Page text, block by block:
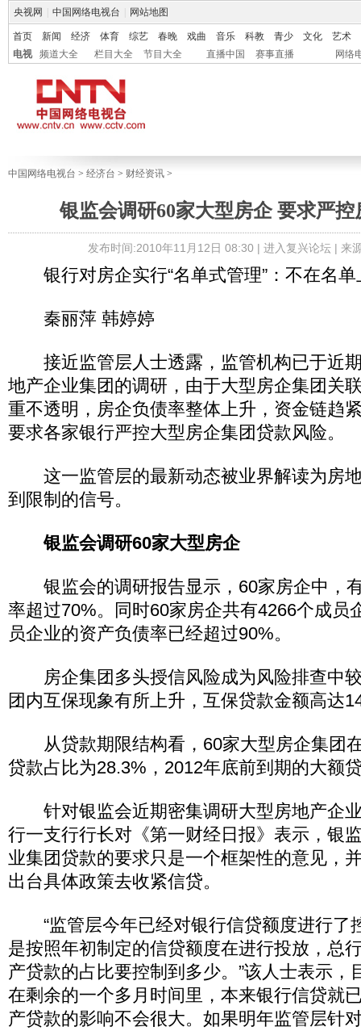
央视网 中国网络电视台 网站地图
首页 新闻 经济 体育 综艺 春晚 戏曲 音乐 科教 青少 文化
艺术
电视
频道大全 栏目大全 节目大全 直播中国 赛事直播 网络
中国网络电视台 > 经济台 > 财经资讯 >
银监会调研60家大型房企 要求严
发布时间:2010年11月12日 08:30 | 进入复兴论坛| 来
银行对房企实行“名单式管理”：不在名单
秦丽萍 韩婷婷
接近监管层人士透露，监管机构已于近
地产企业集团的调研，由于大型房企集团关
重不透明，房企负债率整体上升，资金链趋
要求各家银行严控大型房企集团贷款风险。
这一监管层的最新动态被业界解读为房
到限制的信号。
银监会调研60家大型房企
银监会的调研报告显示，60家房企中，
率超过70%。同时60家房企共有4266个成员
员企业的资产负债率已经超过90%。
房企集团多头授信风险成为风险排查中
团内互保现象有所上升，互保贷款金额高达
从贷款期限结构看，60家大型房企集团
贷款占比为28.3%，2012年底前到期的大额
针对银监会近期密集调研大型房地产企
行一支行行长对《第一财经日报》表示，银
业集团贷款的要求只是一个框架性的意见，
出台具体政策去收紧信贷。
“监管层今年已经对银行信贷额度进行了
是按照年初制定的信贷额度在进行投放，总
产贷款的占比要控制到多少。”该人士表示，
在剩余的一个多月时间里，本来银行信贷就
产贷款的影响不会很大。如果明年监管层针